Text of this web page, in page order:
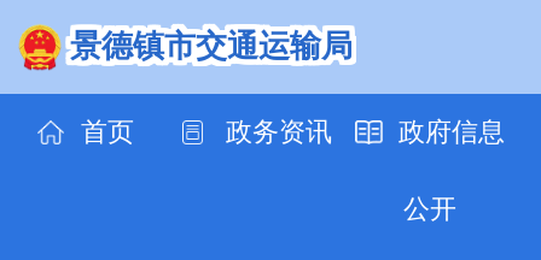
景德镇市交通运输局
首页 政务资讯 政府信息
公开